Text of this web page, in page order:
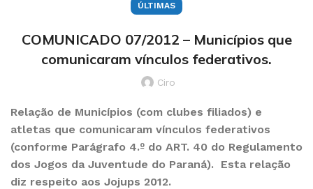
ÚLTIMAS
COMUNICADO 07/2012 – Municípios que
comunicaram vínculos federativos.
Ciro
Relação de Municípios (com clubes filiados) e
atletas que comunicaram vínculos federativos
(conforme Parágrafo 4.º do ART. 40 do Regulamento
dos Jogos da Juventude do Paraná). Esta relação
diz respeito aos Jojups 2012.